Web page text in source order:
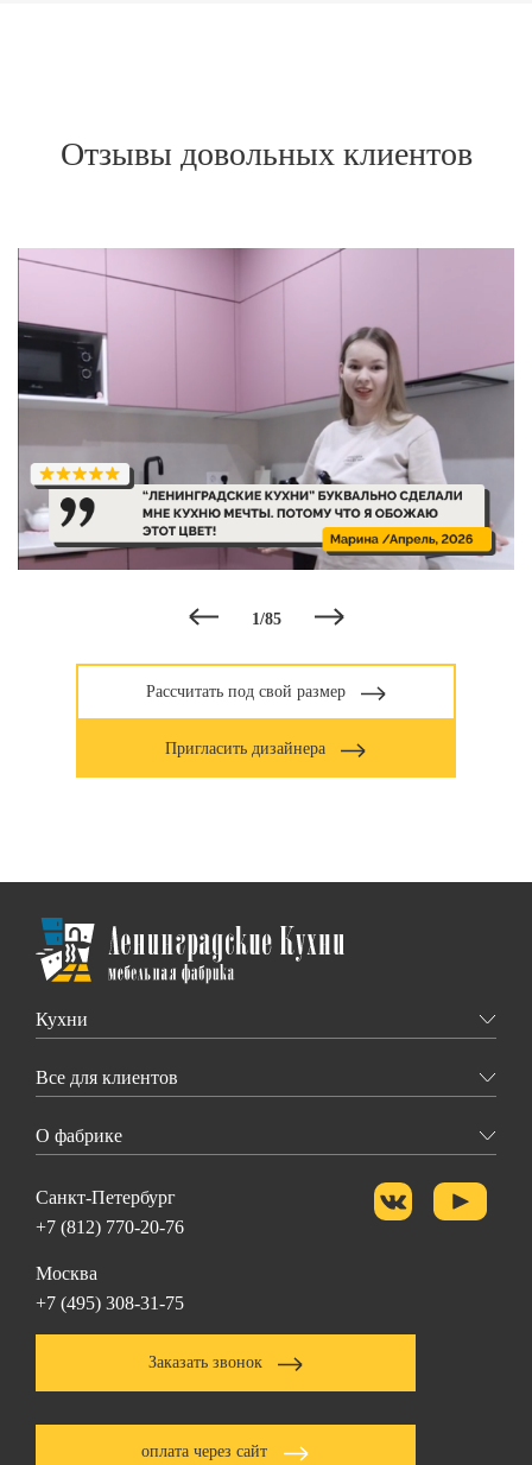
Отзывы довольных клиентов
1/85
Рассчитать под свой размер
Пригласить дизайнера
Кухни
Все для клиентов
О фабрике
Санкт-Петербург
+7 (812) 770-20-76
Москва
+7 (495) 308-31-75
Заказать звонок
оплата через сайт